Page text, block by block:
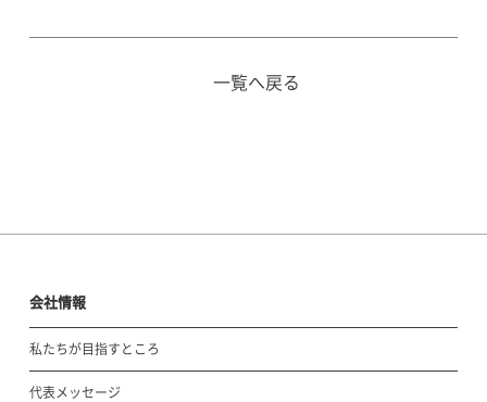
一覧へ戻る
会社情報
私たちが目指すところ
代表メッセージ